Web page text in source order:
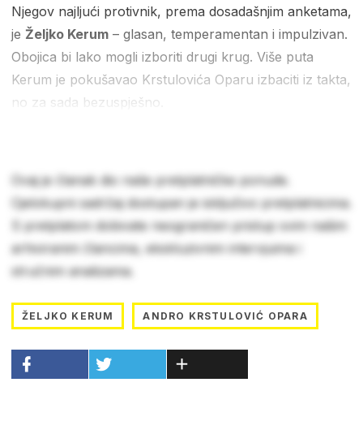
Njegov najljući protivnik, prema dosadašnjim anketama,
je Željko Kerum – glasan, temperamentan i impulzivan.
Obojica bi lako mogli izboriti drugi krug. Više puta
Kerum je pokušavao Krstulovića Oparu izbaciti iz takta,
no za sada bezuspješno.
Ovaj je članak dio naše pretplatničke ponude.
Cjelokupni sadržaj dostupan je isključivo pretplatnicima.
S pretplatom dobivate neograničen pristup svim našim
arhiviranim člancima, ekskluzivnim intervjuima i
stručnim analizama.
ŽELJKO KERUM ANDRO KRSTULOVIĆ OPARA